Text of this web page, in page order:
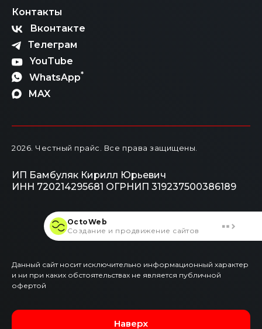
Контакты
Вконтакте
Телеграм
YouTube
WhatsApp*
MAX
2026. Честный прайс. Все права защищены.
ИП Бамбуляк Кирилл Юрьевич
ИНН 720214295681 ОГРНИП 319237500386189
Данный сайт носит исключительно информационный характер
и ни при каких обстоятельствах не является публичной
офертой
Наверх
OctoWeb
Создание и продвижение сайтов